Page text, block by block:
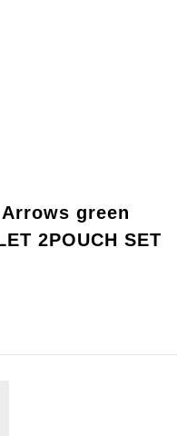
green
2POUCH SET